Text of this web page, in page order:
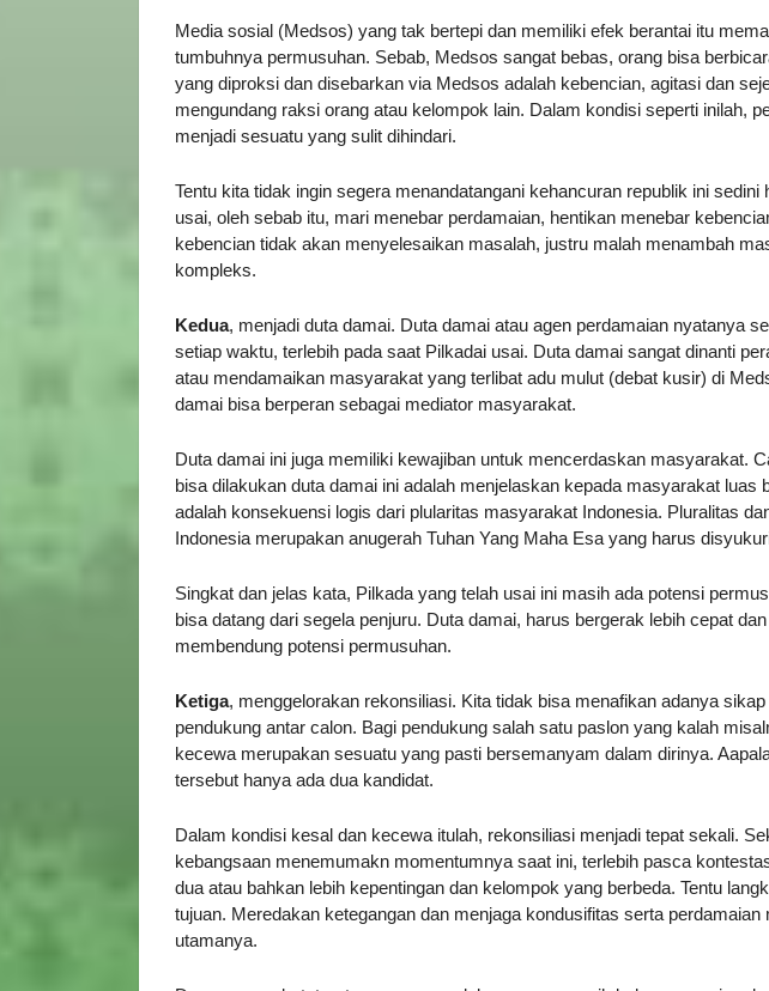
Media sosial (Medsos) yang tak bertepi dan memiliki efek berantai itu
tumbuhnya permusuhan. Sebab, Medsos sangat bebas, orang bisa
yang diproksi dan disebarkan via Medsos adalah kebencian, agitasi dan
mengundang raksi orang atau kelompok lain. Dalam kondisi seperti inilah,
menjadi sesuatu yang sulit dihindari.
Tentu kita tidak ingin segera menandatangani kehancuran republik ini sedini
usai, oleh sebab itu, mari menebar perdamaian, hentikan menebar
kebencian tidak akan menyelesaikan masalah, justru malah menambah
kompleks.
Kedua, menjadi duta damai. Duta damai atau agen perdamaian nyatanya
setiap waktu, terlebih pada saat Pilkadai usai. Duta damai sangat dinanti
atau mendamaikan masyarakat yang terlibat adu mulut (debat kusir) di
damai bisa berperan sebagai mediator masyarakat.
Duta damai ini juga memiliki kewajiban untuk mencerdaskan masyarakat.
bisa dilakukan duta damai ini adalah menjelaskan kepada masyarakat luas
adalah konsekuensi logis dari plularitas masyarakat Indonesia. Pluralitas
Indonesia merupakan anugerah Tuhan Yang Maha Esa yang harus
Singkat dan jelas kata, Pilkada yang telah usai ini masih ada potensi
bisa datang dari segela penjuru. Duta damai, harus bergerak lebih cepat
membendung potensi permusuhan.
Ketiga, menggelorakan rekonsiliasi. Kita tidak bisa menafikan adanya
pendukung antar calon. Bagi pendukung salah satu paslon yang kalah
kecewa merupakan sesuatu yang pasti bersemanyam dalam dirinya.
tersebut hanya ada dua kandidat.
Dalam kondisi kesal dan kecewa itulah, rekonsiliasi menjadi tepat sekali.
kebangsaan menemumakn momentumnya saat ini, terlebih pasca
dua atau bahkan lebih kepentingan dan kelompok yang berbeda. Tentu
tujuan. Meredakan ketegangan dan menjaga kondusifitas serta perdamaian
utamanya.